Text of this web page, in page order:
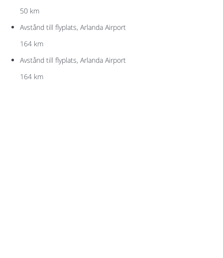
50 km
Avstånd till flyplats, Arlanda Airport
164 km
Avstånd till flyplats, Arlanda Airport
164 km